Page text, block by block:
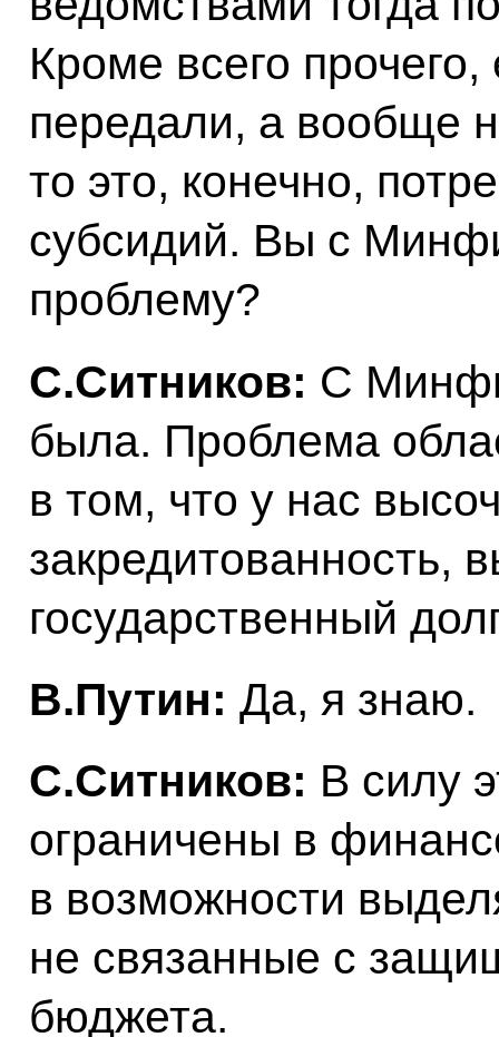
Кроме всего
передали, а вообще
то это, конечно,
субсидий. Вы с
проблему?
С.Ситников: С
была. Проблема
в том, что у нас
закредитованность,
государственный
В.Путин: Да, я знаю.
С.Ситников: В силу
ограничены в
в возможности
не связанные с
бюджета.